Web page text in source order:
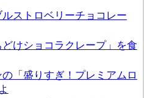
ストロベリーチョコレー
けショコラクレープ」を食
「盛りすぎ！プレミアムロ